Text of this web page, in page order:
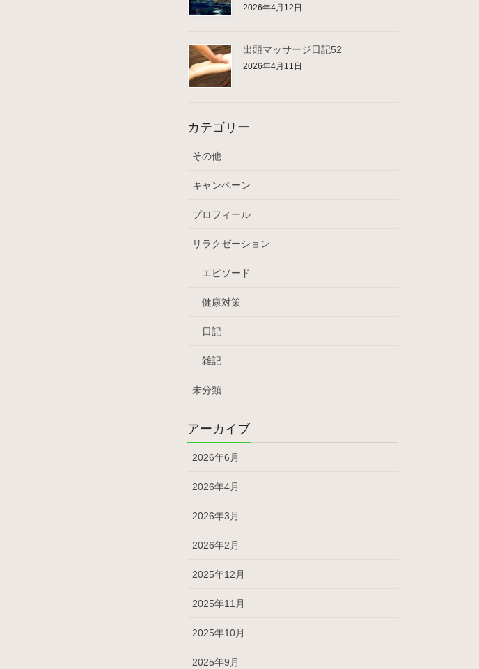
2026年4月12日
出頭マッサージ日記52
2026年4月11日
カテゴリー
その他
キャンペーン
プロフィール
リラクゼーション
エピソード
健康対策
日記
雑記
未分類
アーカイブ
2026年6月
2026年4月
2026年3月
2026年2月
2025年12月
2025年11月
2025年10月
2025年9月